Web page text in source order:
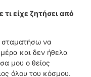
είχε ζητήσει από
σταματήσω να
και δεν ήθελα
μου ο θείος
όλου του κόσμου.